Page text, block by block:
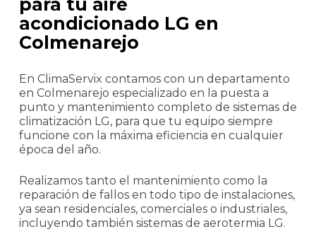
acondicionado LG en
Colmenarejo
En ClimaServix contamos con un departamento
en Colmenarejo especializado en la puesta a
punto y mantenimiento completo de sistemas de
climatización LG, para que tu equipo siempre
funcione con la máxima eficiencia en cualquier
época del año.
Realizamos tanto el mantenimiento como la
reparación de fallos en todo tipo de instalaciones,
ya sean residenciales, comerciales o industriales,
incluyendo también sistemas de aerotermia LG.